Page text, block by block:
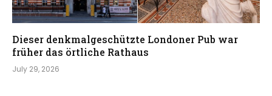
Dieser denkmalgeschützte Londoner Pub war
früher das örtliche Rathaus
July 29, 2026